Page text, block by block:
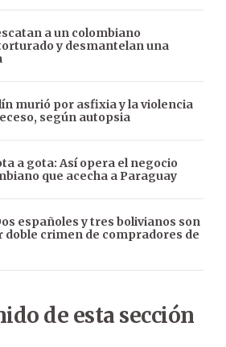
a un colombiano
y desmantelan una
murió por asfixia y la violencia
según autopsia
a gota: Así opera el negocio
que acecha a Paraguay
españoles y tres bolivianos son
doble crimen de compradores de
de esta sección